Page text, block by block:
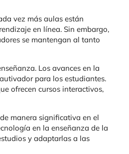
vez más aulas están
en línea. Sin embargo,
se mantengan al tanto
Los avances en la
para los estudiantes.
ofrecen cursos interactivos,
manera significativa en el
en la enseñanza de la
y adaptarlas a las